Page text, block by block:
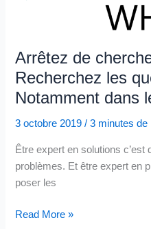
amont?
Arrêtez de
Recherchez les
Notamment dans
3 octobre 2019/3 minutes de
Être expert en solutions c’est
problèmes. Et être expert en
poser les
Arrêtez
Read More »